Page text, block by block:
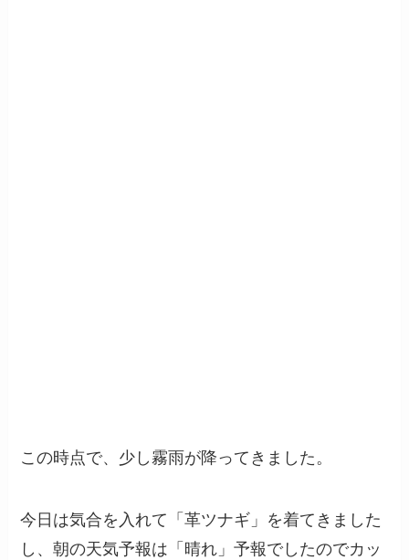
この時点で、少し霧雨が降ってきました。
今日は気合を入れて「革ツナギ」を着てきました
し、朝の天気予報は「晴れ」予報でしたのでカッ